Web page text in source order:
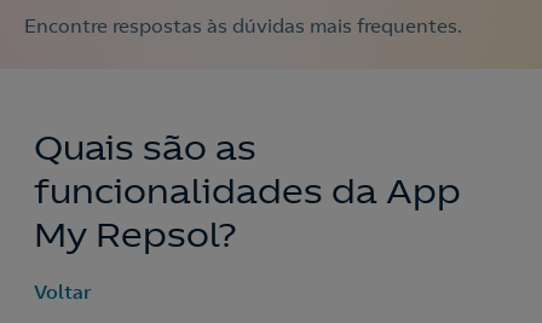
Encontre respostas às dúvidas mais frequentes.
Quais são as
funcionalidades da App
My Repsol?
Voltar